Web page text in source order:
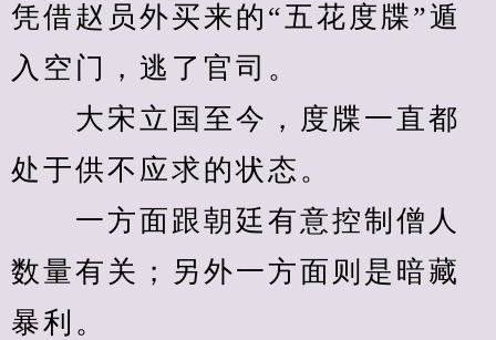
凭借赵员外买来的“五花度牒”遁
入空门，逃了官司。
大宋立国至今，度牒一直都
处于供不应求的状态。
一方面跟朝廷有意控制僧人
数量有关；另外一方面则是暗藏
暴利。